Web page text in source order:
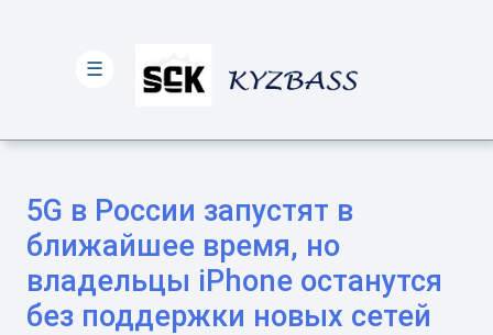
5G в России запустят в
ближайшее время, но
владельцы iPhone останутся
без поддержки новых сетей
☰